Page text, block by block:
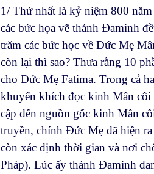
1/ Thứ nhất là kỷ niệm 800 năm
các bức họa vẽ thánh Đaminh
trăm các bức học về Đức Mẹ
còn lại thì sao? Thưa rằng 10
cho Đức Mẹ Fatima. Trong cả
khuyến khích đọc kinh Mân
cập đến nguồn gốc kinh Mân
truyền, chính Đức Mẹ đã hiện
còn xác định thời gian và nơi
Pháp). Lúc ấy thánh Đaminh